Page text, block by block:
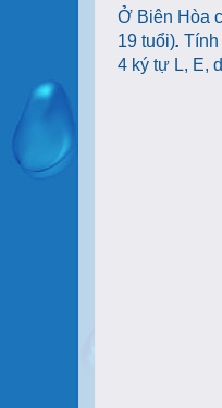
Ở Biên Hòa
19 tuổi). Tính
4 ký tự L, E,